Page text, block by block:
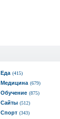
Еда (415)
Медицина (679)
Обучение (875)
Сайты (512)
Спорт (343)